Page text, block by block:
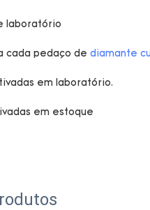
cada pedaço de diamante